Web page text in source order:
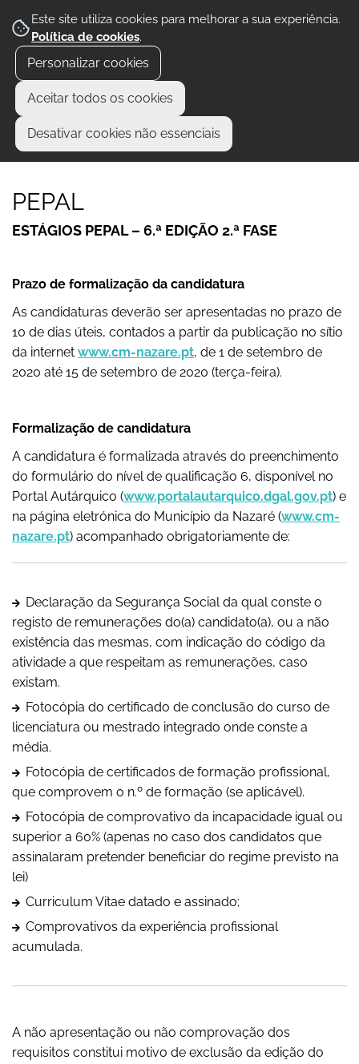
Este site utiliza cookies para melhorar a sua experiência.
Política de cookies.
Personalizar cookies
Aceitar todos os cookies
Desativar cookies não essenciais
PEPAL
ESTÁGIOS PEPAL – 6.ª EDIÇÃO 2.ª FASE
Prazo de formalização da candidatura
As candidaturas deverão ser apresentadas no prazo de
10 de dias úteis, contados a partir da publicação no sítio
da internet www.cm-nazare.pt, de 1 de setembro de
2020 até 15 de setembro de 2020 (terça-feira).
Formalização de candidatura
A candidatura é formalizada através do preenchimento
do formulário do nível de qualificação 6, disponível no
Portal Autárquico (www.portalautarquico.dgal.gov.pt) e
na página eletrónica do Município da Nazaré (www.cm-
nazare.pt) acompanhado obrigatoriamente de:
Declaração da Segurança Social da qual conste o
registo de remunerações do(a) candidato(a), ou a não
existência das mesmas, com indicação do código da
atividade a que respeitam as remunerações, caso
existam.
Fotocópia do certificado de conclusão do curso de
licenciatura ou mestrado integrado onde conste a
média.
Fotocópia de certificados de formação profissional,
que comprovem o n.º de formação (se aplicável).
Fotocópia de comprovativo da incapacidade igual ou
superior a 60% (apenas no caso dos candidatos que
assinalaram pretender beneficiar do regime previsto na
lei)
Curriculum Vitae datado e assinado;
Comprovativos da experiência profissional
acumulada.
A não apresentação ou não comprovação dos
requisitos constitui motivo de exclusão da edição do